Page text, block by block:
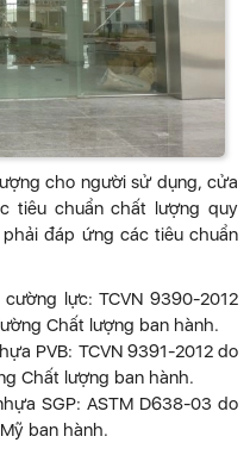
cho người sử dụng, cửa
tiêu chuẩn chất lượng quy
phải đáp ứng các tiêu chuẩn
lực: TCVN 9390-2012
Chất lượng ban hành.
PVB: TCVN 9391-2012 do
Chất lượng ban hành.
SGP: ASTM D638-03 do
ban hành.